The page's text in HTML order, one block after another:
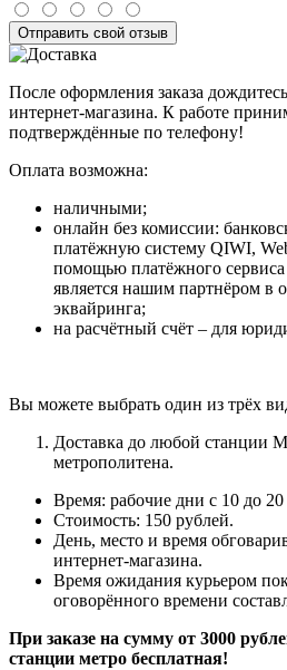
Отправить свой отзыв
После оформления заказа
интернет-магазина. К работе
подтверждённые по телефону!
Оплата возможна:
наличными;
онлайн без комиссии:
платёжную систему QIWI,
помощью платёжного
является нашим партнёром в
эквайринга;
на расчётный счёт – для
Вы можете выбрать один из трёх
Доставка до любой станции
метрополитена.
Время: рабочие дни с 10 до 20
Стоимость: 150 рублей.
День, место и время
интернет-магазина.
Время ожидания курьером
оговорённого времени
При заказе на сумму от 3000
станции метро бесплатная!